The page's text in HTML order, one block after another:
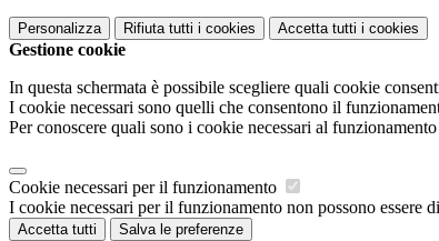
Personalizza Rifiuta tutti i cookies Accetta tutti i cookies
Gestione cookie
In questa schermata è possibile scegliere quali cookie
I cookie necessari sono quelli che consentono il
Per conoscere quali sono i cookie necessari al
Cookie necessari per il funzionamento
I cookie necessari per il funzionamento non possono
Accetta tutti Salva le preferenze